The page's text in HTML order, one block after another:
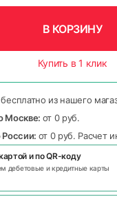
В КОРЗИНУ
Купить в 1 клик
бесплатно из нашего
Москве: от 0 руб.
России: от 0 руб. Расчет
и поQR-коду
дебетовые и кредитные карты